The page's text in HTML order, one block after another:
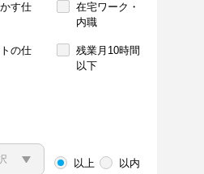
す仕
在宅ワーク・
内職
の仕
残業月10時間
以下
以上 以内